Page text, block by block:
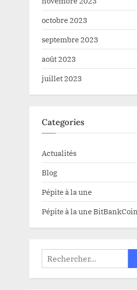
octobre 2023
septembre 2023
août 2023
juillet 2023
Categories
Actualités
Blog
Pépite à la une
Pépite à la une BitBankCoin
Rechercher :